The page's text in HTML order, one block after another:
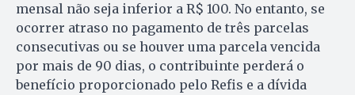
mensal não seja inferior a R$ 100. No entanto, se
ocorrer atraso no pagamento de três parcelas
consecutivas ou se houver uma parcela vencida
por mais de 90 dias, o contribuinte perderá o
benefício proporcionado pelo Refis e a dívida